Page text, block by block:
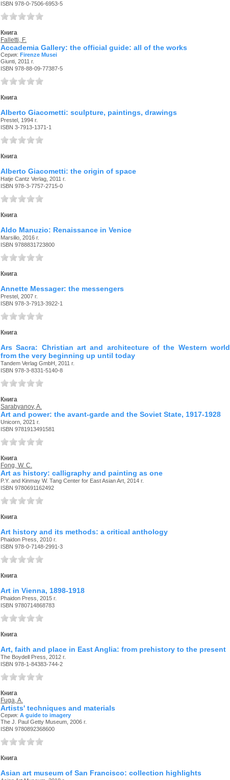
ISBN 978-0-7506-6953-5
Книга
Falletti, F.
Accademia Gallery: the official guide: all of the works
Серия: Firenze Musei
Giunti, 2011 г.
ISBN 978-88-09-77387-5
Книга
Alberto Giacometti: sculpture, paintings, drawings
Prestel, 1994 г.
ISBN 3-7913-1371-1
Книга
Alberto Giacometti: the origin of space
Hatje Cantz Verlag, 2011 г.
ISBN 978-3-7757-2715-0
Книга
Aldo Manuzio: Renaissance in Venice
Marsilio, 2016 г.
ISBN 9788831723800
Книга
Annette Messager: the messengers
Prestel, 2007 г.
ISBN 978-3-7913-3922-1
Книга
Ars Sacra: Christian art and architecture of the Western world
from the very beginning up until today
Tandem Verlag GmbH, 2011 г.
ISBN 978-3-8331-5140-8
Книга
Sarabyanov, A.
Art and power: the avant-garde and the Soviet State, 1917-1928
Unicorn, 2021 г.
ISBN 9781913491581
Книга
Fong, W. C.
Art as history: calligraphy and painting as one
P.Y. and Kinmay W. Tang Center for East Asian Art, 2014 г.
ISBN 9780691162492
Книга
Art history and its methods: a critical anthology
Phaidon Press, 2010 г.
ISBN 978-0-7148-2991-3
Книга
Art in Vienna, 1898-1918
Phaidon Press, 2015 г.
ISBN 9780714868783
Книга
Art, faith and place in East Anglia: from prehistory to the present
The Boydell Press, 2012 г.
ISBN 978-1-84383-744-2
Книга
Fuga, A.
Artists' techniques and materials
Серия: A guide to imagery
The J. Paul Getty Museum, 2006 г.
ISBN 9780892368600
Книга
Asian art museum of San Francisco: collection highlights